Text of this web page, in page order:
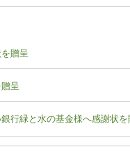
贈呈
呈
行緑と水の基金様へ感謝状を